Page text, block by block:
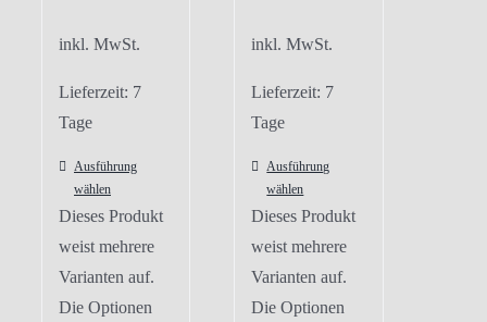
inkl. MwSt.
Lieferzeit: 7
Tage
Ausführung
wählen
Dieses Produkt
weist mehrere
Varianten auf.
Die Optionen
inkl. MwSt.
Lieferzeit: 7
Tage
Ausführung
wählen
Dieses Produkt
weist mehrere
Varianten auf.
Die Optionen